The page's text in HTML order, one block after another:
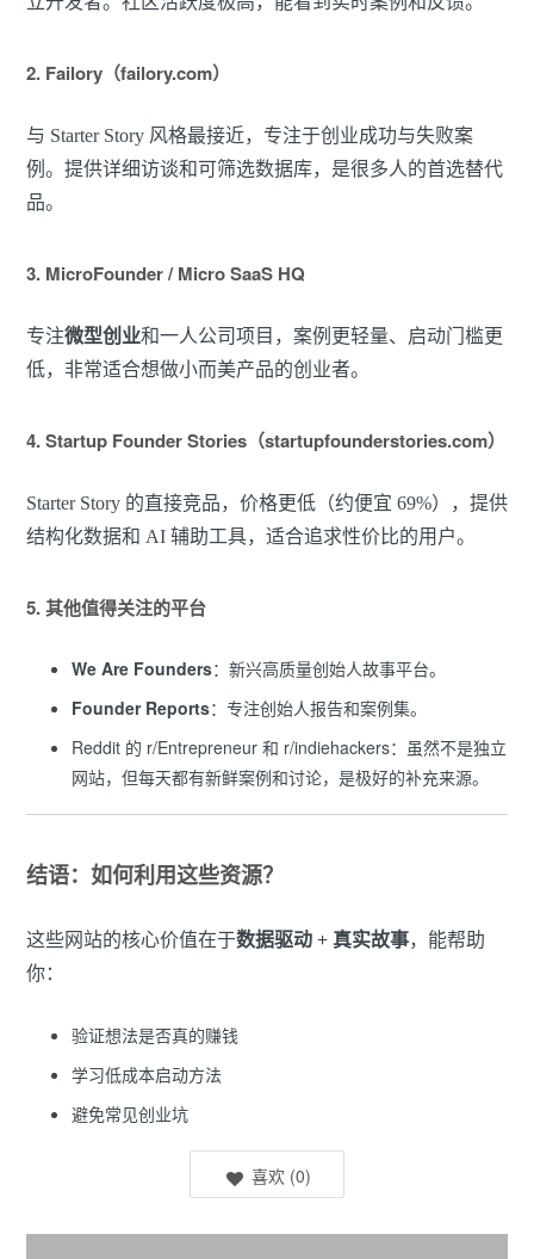
2. Failory（failory.com）
与 Starter Story 风格最接近，专注于创业成功与失败案
例。提供详细访谈和可筛选数据库，是很多人的首选替代
品。
3. MicroFounder / Micro SaaS HQ
专注微型创业和一人公司项目，案例更轻量、启动门槛更
低，非常适合想做小而美产品的创业者。
4. Startup Founder Stories（startupfounderstories.com）
Starter Story 的直接竞品，价格更低（约便宜 69%），提供
结构化数据和 AI 辅助工具，适合追求性价比的用户。
5. 其他值得关注的平台
We Are Founders：新兴高质量创始人故事平台。
Founder Reports：专注创始人报告和案例集。
Reddit 的 r/Entrepreneur 和 r/indiehackers：虽然不是独立
网站，但每天都有新鲜案例和讨论，是极好的补充来源。
结语：如何利用这些资源？
这些网站的核心价值在于数据驱动 + 真实故事，能帮助
你：
验证想法是否真的赚钱
学习低成本启动方法
避免常见创业坑
喜欢 (0)